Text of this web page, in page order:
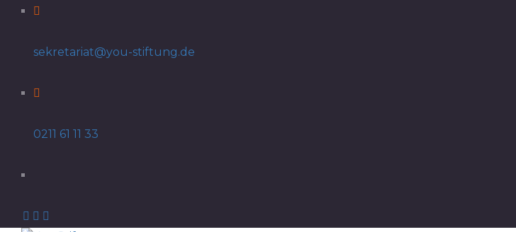
sekretariat@you-stiftung.de
0211 61 11 33